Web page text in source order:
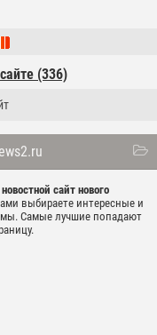
(336)
сайт нового
выбираете интересные и
Самые лучшие попадают